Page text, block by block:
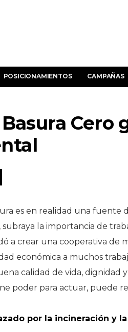
POSICIONAMIENTOS CAMPAÑAS
Cero
es en realidad una fuente
subraya la importancia de
a crear una cooperativa de
económica a muchos
calidad de vida, dignidad
poder para actuar, puede
por la incineración y